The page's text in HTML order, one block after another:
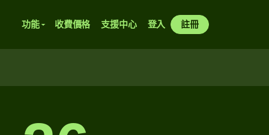
功能 收費價格 支援中心 登入 註冊